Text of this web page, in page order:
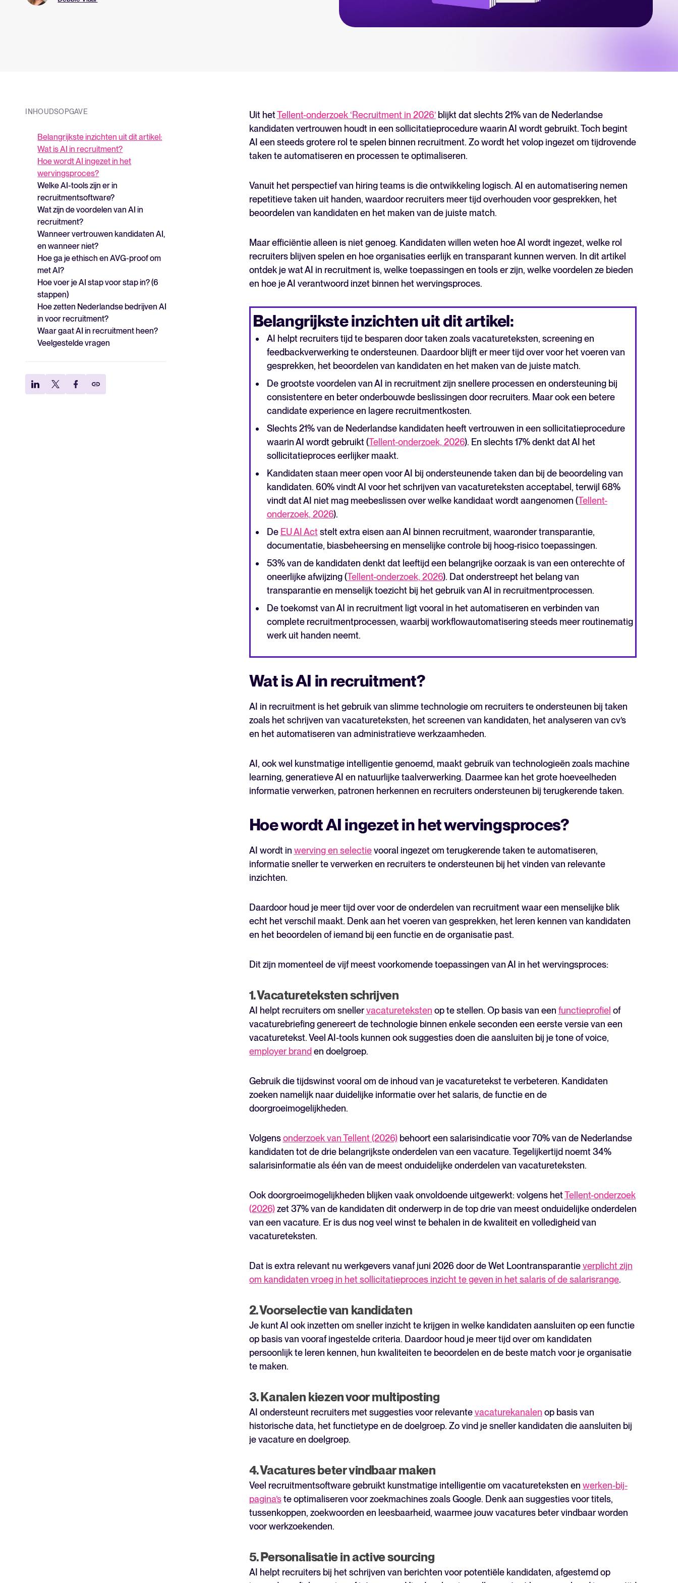
The State of Hiring in 2025
Lees hele verhaal
INHOUDSOPGAVE
Belangrijkste inzichten uit dit artikel:
Wat is AI in recruitment?
Hoe wordt AI ingezet in het
wervingsproces?
Welke AI-tools zijn er in
recruitmentsoftware?
Wat zijn de voordelen van AI in
recruitment?
Wanneer vertrouwen kandidaten AI,
en wanneer niet?
Hoe ga je ethisch en AVG-proof om
met AI?
Hoe voer je AI stap voor stap in? (6
stappen)
Hoe zetten Nederlandse bedrijven AI
in voor recruitment?
Waar gaat AI in recruitment heen?
Veelgestelde vragen
Uit hetTellent-onderzoek ‘Recruitment in 2026’blijkt dat slechts 21% van de Nederlandse
kandidaten vertrouwen houdt in een sollicitatieprocedure waarin AI wordt gebruikt. Toch begint
AI een steeds grotere rol te spelen binnen recruitment. Zo wordt het volop ingezet om tijdrovende
taken te automatiseren en processen te optimaliseren.
Vanuit het perspectief van hiring teams is die ontwikkeling logisch. AI en automatisering nemen
repetitieve taken uit handen, waardoor recruiters meer tijd overhouden voor gesprekken, het
beoordelen van kandidaten en het maken van de juiste match.
Maar efficiëntie alleen is niet genoeg. Kandidaten willen weten hoe AI wordt ingezet, welke rol
recruiters blijven spelen en hoe organisaties eerlijk en transparant kunnen werven. In dit artikel
ontdek je wat AI in recruitment is, welke toepassingen en tools er zijn, welke voordelen ze bieden
en hoe je AI verantwoord inzet binnen het wervingsproces.
Belangrijkste inzichten uit dit artikel:
AI helpt recruiters tijd te besparen door taken zoals vacatureteksten, screening en
feedbackverwerking te ondersteunen. Daardoor blijft er meer tijd over voor het voeren van
gesprekken, het beoordelen van kandidaten en het maken van de juiste match.
De grootste voordelen van AI in recruitment zijn snellere processen en ondersteuning bij
consistentere en beter onderbouwde beslissingen door recruiters. Maar ook een betere
candidate experience en lagere recruitmentkosten.
Slechts 21% van de Nederlandse kandidaten heeft vertrouwen in een sollicitatieprocedure
waarin AI wordt gebruikt (Tellent-onderzoek, 2026). En slechts 17% denkt dat AI het
sollicitatieproces eerlijker maakt.
Kandidaten staan meer open voor AI bij ondersteunende taken dan bij de beoordeling van
kandidaten. 60% vindt AI voor het schrijven van vacatureteksten acceptabel, terwijl 68%
vindt dat AI niet mag meebeslissen over welke kandidaat wordt aangenomen (Tellent-
onderzoek, 2026).
De EU AI Act stelt extra eisen aan AI binnen recruitment, waaronder transparantie,
documentatie, biasbeheersing en menselijke controle bij hoog-risico toepassingen.
53% van de kandidaten denkt dat leeftijd een belangrijke oorzaak is van een onterechte of
oneerlijke afwijzing (Tellent-onderzoek, 2026). Dat onderstreept het belang van
transparantie en menselijk toezicht bij het gebruik van AI in recruitmentprocessen.
De toekomst van AI in recruitment ligt vooral in het automatiseren en verbinden van
complete recruitmentprocessen, waarbij workflowautomatisering steeds meer routinematig
werk uit handen neemt.
Wat is AI in recruitment?
AI in recruitment is het gebruik van slimme technologie om recruiters te ondersteunen bij taken
zoals het schrijven van vacatureteksten, het screenen van kandidaten, het analyseren van cv’s
en het automatiseren van administratieve werkzaamheden.
AI, ook wel kunstmatige intelligentie genoemd, maakt gebruik van technologieën zoals machine
learning, generatieve AI en natuurlijke taalverwerking. Daarmee kan het grote hoeveelheden
informatie verwerken, patronen herkennen en recruiters ondersteunen bij terugkerende taken.
Hoe wordt AI ingezet in het wervingsproces?
AI wordt in werving en selectievooral ingezet om terugkerende taken te automatiseren,
informatie sneller te verwerken en recruiters te ondersteunen bij het vinden van relevante
inzichten.
Daardoor houd je meer tijd over voor de onderdelen van recruitment waar een menselijke blik
echt het verschil maakt. Denk aan het voeren van gesprekken, het leren kennen van kandidaten
en het beoordelen of iemand bij een functie en de organisatie past.
Dit zijn momenteel de vijf meest voorkomende toepassingen van AI in het wervingsproces:
1. Vacatureteksten schrijven
AI helpt recruiters om snellervacatureteksten op te stellen. Op basis van een functieprofiel of
vacaturebriefing genereert de technologie binnen enkele seconden een eerste versie van een
vacaturetekst. Veel AI-tools kunnen ook suggesties doen die aansluiten bij je tone of voice,
employer brand en doelgroep.
Gebruik die tijdswinst vooral om de inhoud van je vacaturetekst te verbeteren. Kandidaten
zoeken namelijk naar duidelijke informatie over het salaris, de functie en de
doorgroeimogelijkheden.
Volgensonderzoek van Tellent (2026)behoort een salarisindicatie voor 70% van de Nederlandse
kandidaten tot de drie belangrijkste onderdelen van een vacature. Tegelijkertijd noemt 34%
salarisinformatie als één van de meest onduidelijke onderdelen van vacatureteksten.
Ook doorgroeimogelijkheden blijken vaak onvoldoende uitgewerkt: volgens hetTellent-onderzoek
(2026)zet 37% van de kandidaten dit onderwerp in de top drie van meest onduidelijke onderdelen
van een vacature. Er is dus nog veel winst te behalen in de kwaliteit en volledigheid van
vacatureteksten.
Dat is extra relevant nu werkgevers vanaf juni 2026 door de Wet Loontransparantieverplicht zijn
om kandidaten vroeg in het sollicitatieproces inzicht te geven in het salaris of de salarisrange.
2. Voorselectie van kandidaten
Je kunt AI ook inzetten om sneller inzicht te krijgen in welke kandidaten aansluiten op een functie
op basis van vooraf ingestelde criteria. Daardoor houd je meer tijd over om kandidaten
persoonlijk te leren kennen, hun kwaliteiten te beoordelen en de beste match voor je organisatie
te maken.
3. Kanalen kiezen voor multiposting
AI ondersteunt recruiters met suggesties voor relevantevacaturekanalen op basis van
historische data, het functietype en de doelgroep. Zo vind je sneller kandidaten die aansluiten bij
je vacature en doelgroep.
4. Vacatures beter vindbaar maken
Veel recruitmentsoftware gebruikt kunstmatige intelligentie om vacatureteksten en werken-bij-
pagina’ste optimaliseren voor zoekmachines zoals Google. Denk aan suggesties voor titels,
tussenkoppen, zoekwoorden en leesbaarheid, waarmee jouw vacatures beter vindbaar worden
voor werkzoekenden.
5. Personalisatie in active sourcing
AI helpt recruiters bij het schrijven van berichten voor potentiële kandidaten, afgestemd op